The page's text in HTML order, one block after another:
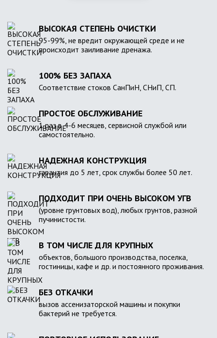
ВЫСОКАЯ СТЕПЕНЬ ОЧИСТКИ
95-99%, не вредит окружающей среде и не
происходит заиливание дренажа.
100% БЕЗ ЗАПАХА
Соответствие стоков СанПиН, СНиП, СП.
ПРОСТОЕ ОБСЛУЖИВАНИЕ
1 раз в 4-6 месяцев, сервисной службой или
самостоятельно.
НАДЕЖНАЯ КОНСТРУКЦИЯ
гарантия до 5 лет, срок службы более 50 лет.
ПОДХОДИТ ПРИ ОЧЕНЬ ВЫСОКОМ УГВ
(уровне грунтовых вод), любых грунтов, разной
пучинистости.
В ТОМ ЧИСЛЕ ДЛЯ КРУПНЫХ
объектов, большого производства, поселка,
гостиницы, кафе и др. и постоянного проживания.
БЕЗ ОТКАЧКИ
вызов ассенизаторской машины и покупки
бактерий не требуется.